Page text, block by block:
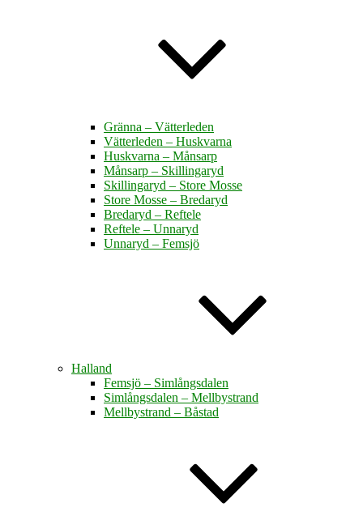
Gränna – Vätterleden
Vätterleden – Huskvarna
Huskvarna – Månsarp
Månsarp – Skillingaryd
Skillingaryd – Store Mosse
Store Mosse – Bredaryd
Bredaryd – Reftele
Reftele – Unnaryd
Unnaryd – Femsjö
Halland
Femsjö – Simlångsdalen
Simlångsdalen – Mellbystrand
Mellbystrand – Båstad